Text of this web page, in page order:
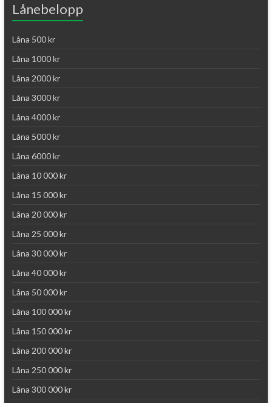
Lånebelopp
Låna 500 kr
Låna 1000 kr
Låna 2000 kr
Låna 3000 kr
Låna 4000 kr
Låna 5000 kr
Låna 6000 kr
Låna 10 000 kr
Låna 15 000 kr
Låna 20 000 kr
Låna 25 000 kr
Låna 30 000 kr
Låna 40 000 kr
Låna 50 000 kr
Låna 100 000 kr
Låna 150 000 kr
Låna 200 000 kr
Låna 250 000 kr
Låna 300 000 kr